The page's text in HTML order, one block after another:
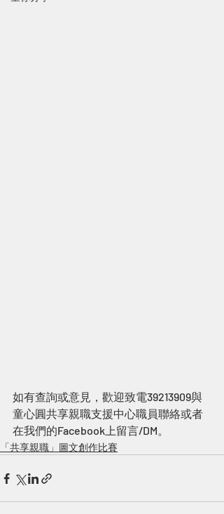
如有查詢或意見，歡迎致電39213909與
童心圓共享親職支援中心職員聯絡或者
在我們的Facebook上留言/DM。
「共享親職」圖文創作比賽